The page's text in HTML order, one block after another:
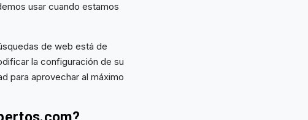
usar cuando estamos
de web está de
la configuración de su
para aprovechar al máximo